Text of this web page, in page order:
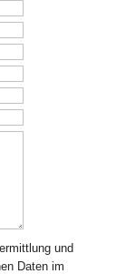
und
Daten im